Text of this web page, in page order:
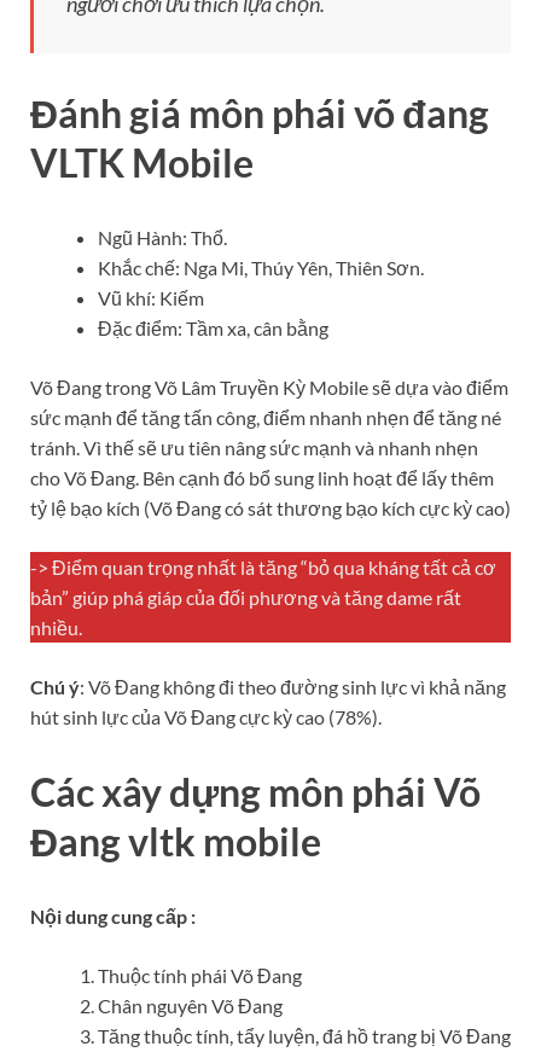
Đánh giá môn phái võ đang
VLTK Mobile
Ngũ Hành: Thổ.
Khắc chế: Nga Mi, Thúy Yên, Thiên Sơn.
Vũ khí: Kiếm
Đặc điểm: Tầm xa, cân bằng
Võ Đang trong Võ Lâm Truyền Kỳ Mobile sẽ dựa vào điểm
sức mạnh để tăng tấn công, điểm nhanh nhẹn để tăng né
tránh. Vì thế sẽ ưu tiên nâng sức mạnh và nhanh nhẹn
cho Võ Đang. Bên cạnh đó bổ sung linh hoạt để lấy thêm
tỷ lệ bạo kích (Võ Đang có sát thương bạo kích cực kỳ cao)
-> Điểm quan trọng nhất là tăng “bỏ qua kháng tất cả cơ
bản” giúp phá giáp của đối phương và tăng dame rất
nhiều.
Chú ý: Võ Đang không đi theo đường sinh lực vì khả năng
hút sinh lực của Võ Đang cực kỳ cao (78%).
Các xây dựng môn phái Võ
Đang vltk mobile
Nội dung cung cấp :
Thuộc tính phái Võ Đang
Chân nguyên Võ Đang
Tăng thuộc tính, tẩy luyện, đá hồ trang bị Võ Đang